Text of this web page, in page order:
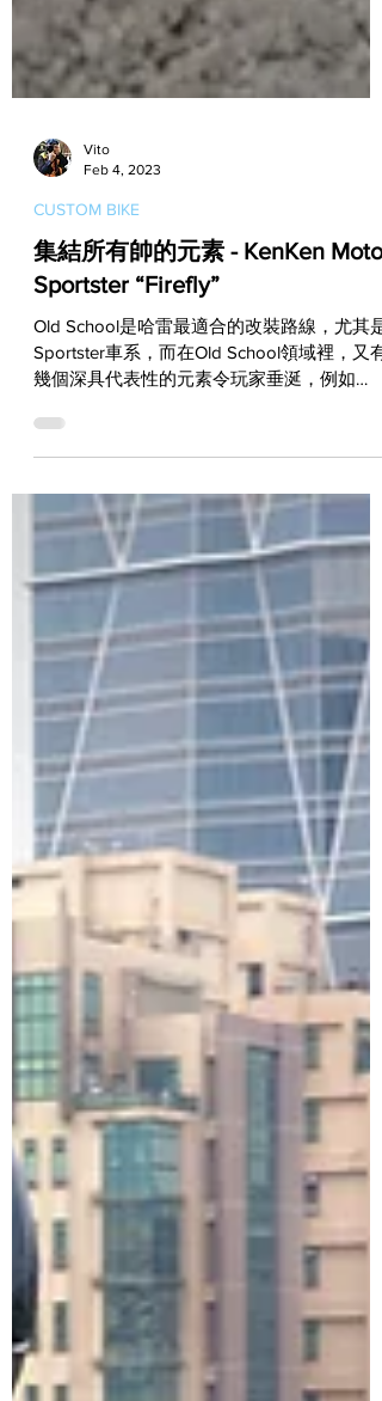
Vito
Feb 4, 2023
CUSTOM BIKE
集結所有帥的元素 - KenKen Moto
Sportster “Firefly”
Old School是哈雷最適合的改裝路線，尤其是
Sportster車系，而在Old School領域裡，又有
Suicide Shifter、Sissy Bar、Narrow Style以及
Aging...